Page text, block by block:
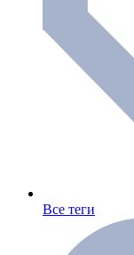
Все теги